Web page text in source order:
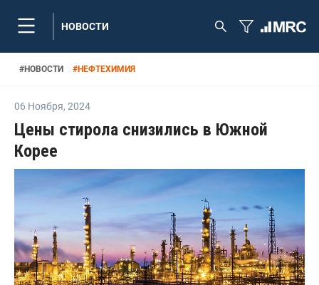
НОВОСТИ
#НОВОСТИ #НЕФТЕХИМИЯ
06 Ноября, 2024
Цены стирола снизились в Южной
Корее